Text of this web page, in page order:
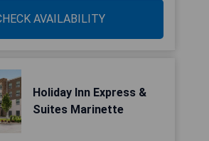
AVAILABILITY
Holiday Inn Express &
Suites Marinette